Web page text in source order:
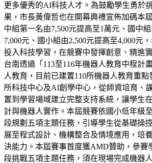
更多優秀的AI科技人才。為鼓勵學生勇於
果，市長黃偉哲也在開幕典禮宣佈加碼本
中組第一名由7,500元提高至1萬元、國中
7,000元、國小組由2,500元提高至4,000元
投入科技學習，在競賽中發揮創意、精進
台南透過「113至116年機器人教育中程計
人教育，目前已建置110所機器人教育重
所科技中心及AI創學中心，從師資培育、
置到學習場域建立完整支持系統，讓學生
計與機器人實作。本屆競賽依國小低年級
段規劃五項主題任務，引導學生從基礎操
展至程式設計、機構整合及情境應用，培
決能力。本屆賽事首度獲AMD贊助，參賽
段挑戰五項主題任務，須在現場完成機器